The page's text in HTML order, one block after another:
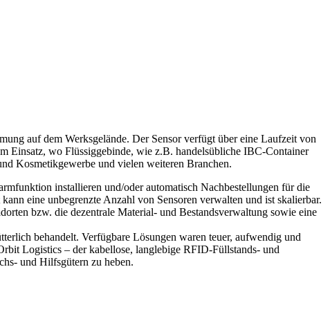
auf dem Werksgelände. Der Sensor verfügt über eine Laufzeit von
Einsatz, wo Flüssiggebinde, wie z.B. handelsübliche IBC-Container
Kosmetikgewerbe und vielen weiteren Branchen.
installieren und/oder automatisch Nachbestellungen für die
eine unbegrenzte Anzahl von Sensoren verwalten und ist skalierbar.
bzw. die dezentrale Material- und Bestandsverwaltung sowie eine
behandelt. Verfügbare Lösungen waren teuer, aufwendig und
Logistics – der kabellose, langlebige RFID-Füllstands- und
und Hilfsgütern zu heben.